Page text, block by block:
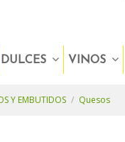
DULCES VINOS
Y EMBUTIDOS Quesos